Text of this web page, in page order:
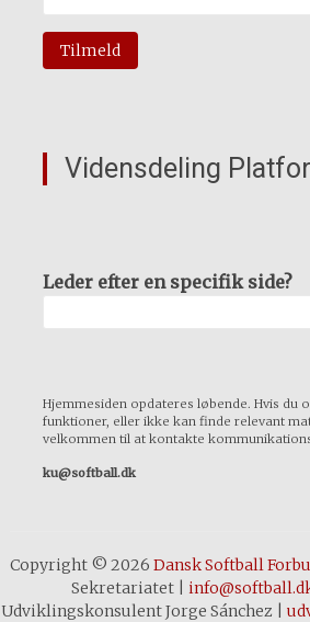
Vidensdeling
Leder efter en specifik side?
Hjemmesiden opdateres løbende. Hvis du
funktioner, eller ikke kan finde relevant
velkommen til at kontakte
ku@softball.dk
Copyright © 2026 Dansk Softball
Sekretariatet
Udviklingskonsulent Jorge Sánchez